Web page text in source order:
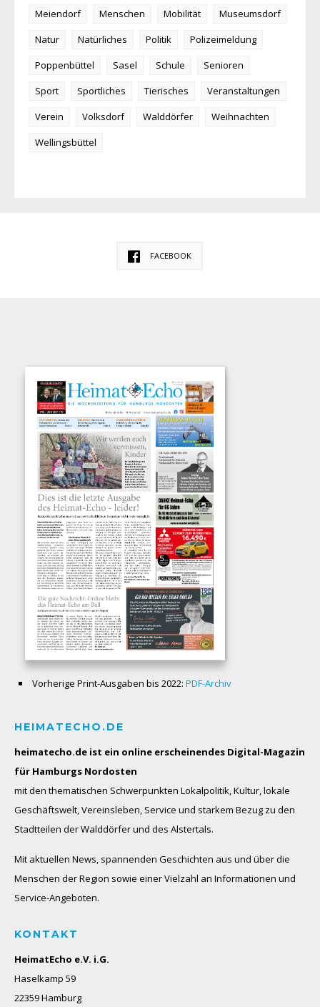
Meiendorf
Menschen Mobilität
Museumsdorf
Natur
Natürliches Politik
Polizeimeldung
Poppenbüttel
Sasel Schule
Senioren
Sport
Sportliches Tierisches
Veranstaltungen
Verein
Volksdorf Walddörfer
Weihnachten
Wellingsbüttel
FACEBOOK
Vorherige Print-Ausgaben bis 2022: PDF-Archiv
HEIMATECHO.DE
heimatecho.de ist ein online erscheinendes Digital-Magazin
für Hamburgs Nordosten
mit den thematischen Schwerpunkten Lokalpolitik, Kultur, lokale
Geschäftswelt, Vereinsleben, Service und starkem Bezug zu den
Stadtteilen der Walddörfer und des Alstertals.
Mit aktuellen News, spannenden Geschichten aus und über die
Menschen der Region sowie einer Vielzahl an Informationen und
Service-Angeboten.
KONTAKT
HeimatEcho e.V. i.G.
Haselkamp 59
22359 Hamburg